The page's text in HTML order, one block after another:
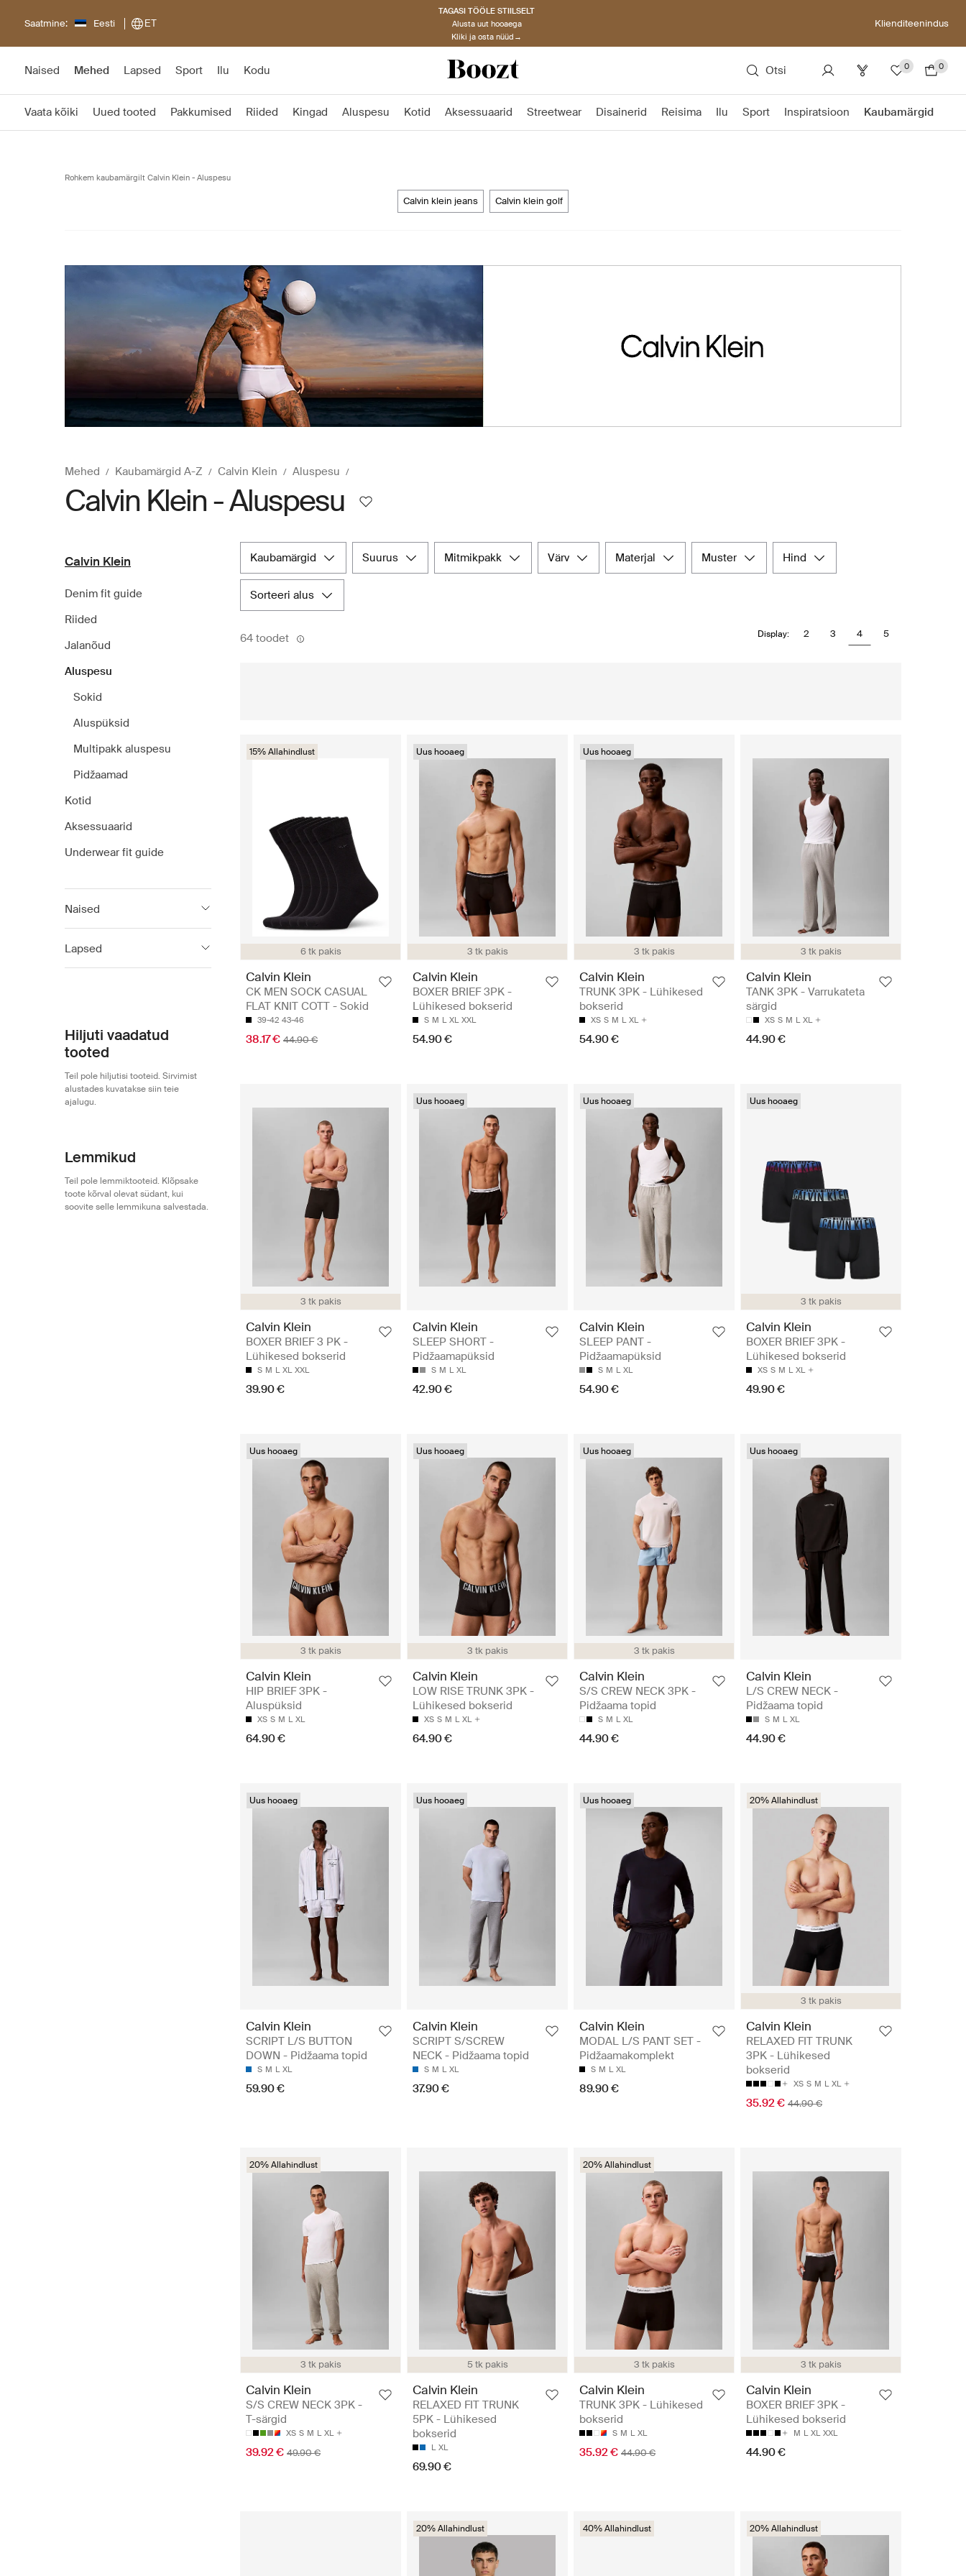
Saatmine: Eesti ET
TAGASI TÖÖLE STIILSELT
Alusta uut hooaega
Kliki ja osta nüüd→
Klienditeenindus
Naised Mehed Lapsed Sport Ilu Kodu Otsi 0 0
Vaata kõiki Uued tooted Pakkumised Riided Kingad Aluspesu Kotid Aksessuaarid Streetwear Disainerid Reisima Ilu Sport Inspiratsioon Kaubamärgid
Rohkem kaubamärgilt Calvin Klein - Aluspesu
calvin klein jeans calvin klein golf
Mehed Kaubamärgid A-Z Calvin Klein Aluspesu
Calvin Klein - Aluspesu
Calvin Klein
Denim fit guide
Riided
Jalanõud
Aluspesu
Sokid
Aluspüksid
Multipakk aluspesu
Pidžaamad
Kotid
Aksessuaarid
Underwear fit guide
Naised
Lapsed
Hiljuti vaadatud
tooted
Teil pole hiljutisi tooteid. Sirvimist
alustades kuvatakse siin teie
ajalugu.
Lemmikud
Teil pole lemmiktooteid. Klõpsake
toote kõrval olevat südant, kui
soovite selle lemmikuna salvestada.
kaubamärgid suurus mitmikpakk värv materjal muster hind
sorteeri alus
64 toodet Display: 2 3 4 5
6 tk pakis
15% Allahindlust
Calvin Klein
CK MEN SOCK CASUAL
FLAT KNIT COTT - Sokid
39-42 43-46
38.17 € 44.90 €
3 tk pakis
Uus hooaeg
Calvin Klein
BOXER BRIEF 3PK -
Lühikesed bokserid
S M L XL XXL
54.90 €
3 tk pakis
Uus hooaeg
Calvin Klein
TRUNK 3PK - Lühikesed
bokserid
XS S M L XL
54.90 €
3 tk pakis
Calvin Klein
TANK 3PK - Varrukateta
särgid
XS S M L XL
44.90 €
3 tk pakis
Calvin Klein
BOXER BRIEF 3 PK -
Lühikesed bokserid
S M L XL XXL
39.90 €
Uus hooaeg
Calvin Klein
SLEEP SHORT -
Pidžaamapüksid
S M L XL
42.90 €
Uus hooaeg
Calvin Klein
SLEEP PANT -
Pidžaamapüksid
S M L XL
54.90 €
3 tk pakis
Uus hooaeg
Calvin Klein
BOXER BRIEF 3PK -
Lühikesed bokserid
XS S M L XL
49.90 €
3 tk pakis
Uus hooaeg
Calvin Klein
HIP BRIEF 3PK -
Aluspüksid
XS S M L XL
64.90 €
3 tk pakis
Uus hooaeg
Calvin Klein
LOW RISE TRUNK 3PK -
Lühikesed bokserid
XS S M L XL
64.90 €
3 tk pakis
Uus hooaeg
Calvin Klein
S/S CREW NECK 3PK -
Pidžaama topid
S M L XL
44.90 €
Uus hooaeg
Calvin Klein
L/S CREW NECK -
Pidžaama topid
S M L XL
44.90 €
Uus hooaeg
Calvin Klein
SCRIPT L/S BUTTON
DOWN - Pidžaama topid
S M L XL
59.90 €
Uus hooaeg
Calvin Klein
SCRIPT S/SCREW
NECK - Pidžaama topid
S M L XL
37.90 €
Uus hooaeg
Calvin Klein
MODAL L/S PANT SET -
Pidžaamakomplekt
S M L XL
89.90 €
3 tk pakis
20% Allahindlust
Calvin Klein
RELAXED FIT TRUNK
3PK - Lühikesed
bokserid
XS S M L XL
35.92 € 44.90 €
3 tk pakis
20% Allahindlust
Calvin Klein
S/S CREW NECK 3PK -
T-särgid
XS S M L XL
39.92 € 49.90 €
5 tk pakis
Calvin Klein
RELAXED FIT TRUNK
5PK - Lühikesed
bokserid
L XL
69.90 €
3 tk pakis
20% Allahindlust
Calvin Klein
TRUNK 3PK - Lühikesed
bokserid
S M L XL
35.92 € 44.90 €
3 tk pakis
Calvin Klein
BOXER BRIEF 3PK -
Lühikesed bokserid
M L XL XXL
44.90 €
20% Allahindlust 40% Allahindlust 20% Allahindlust